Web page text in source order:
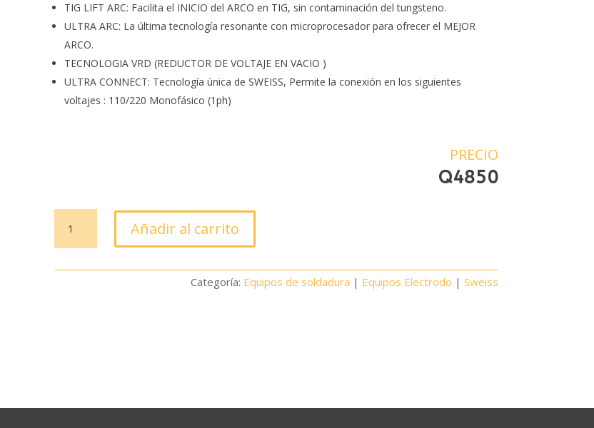
TIG LIFT ARC: Facilita el INICIO del ARCO en TIG, sin contaminación del tungsteno.
ULTRA ARC: La última tecnología resonante con microprocesador para ofrecer el MEJOR
ARCO.
TECNOLOGIA VRD (REDUCTOR DE VOLTAJE EN VACIO )
ULTRA CONNECT: Tecnología única de SWEISS, Permite la conexión en los siguientes
voltajes : 110/220 Monofásico (1ph)
PRECIO
Q4850
SWEISS
SKYARC
Añadir al carrito
Categoría: Equipos de soldadura | Equipos Electrodo | Sweiss